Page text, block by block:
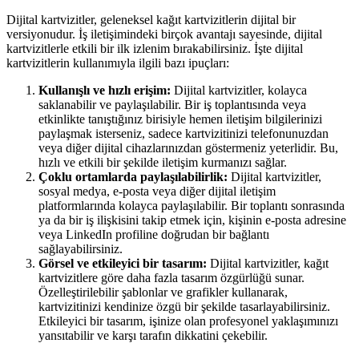
Dijital kartvizitler, geleneksel kağıt kartvizitlerin dijital bir
versiyonudur. İş iletişimindeki birçok avantajı sayesinde, dijital
kartvizitlerle etkili bir ilk izlenim bırakabilirsiniz. İşte dijital
kartvizitlerin kullanımıyla ilgili bazı ipuçları:
Kullanışlı ve hızlı erişim: Dijital kartvizitler, kolayca
saklanabilir ve paylaşılabilir. Bir iş toplantısında veya
etkinlikte tanıştığınız birisiyle hemen iletişim bilgilerinizi
paylaşmak isterseniz, sadece kartvizitinizi telefonunuzdan
veya diğer dijital cihazlarınızdan göstermeniz yeterlidir. Bu,
hızlı ve etkili bir şekilde iletişim kurmanızı sağlar.
Çoklu ortamlarda paylaşılabilirlik: Dijital kartvizitler,
sosyal medya, e-posta veya diğer dijital iletişim
platformlarında kolayca paylaşılabilir. Bir toplantı sonrasında
ya da bir iş ilişkisini takip etmek için, kişinin e-posta adresine
veya LinkedIn profiline doğrudan bir bağlantı
sağlayabilirsiniz.
Görsel ve etkileyici bir tasarım: Dijital kartvizitler, kağıt
kartvizitlere göre daha fazla tasarım özgürlüğü sunar.
Özelleştirilebilir şablonlar ve grafikler kullanarak,
kartvizitinizi kendinize özgü bir şekilde tasarlayabilirsiniz.
Etkileyici bir tasarım, işinize olan profesyonel yaklaşımınızı
yansıtabilir ve karşı tarafın dikkatini çekebilir.